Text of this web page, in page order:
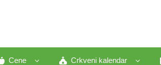
Cene Crkveni kalendar